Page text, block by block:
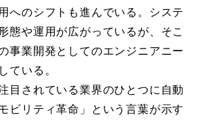
へのシフトも進んでいる。システ
態や運用が広がっているが、そこ
事業開発としてのエンジニアニー
ている。
目されている業界のひとつに自動
ビリティ革命」という言葉が示す